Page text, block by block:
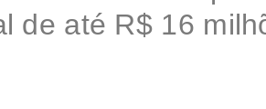
de até R$ 16